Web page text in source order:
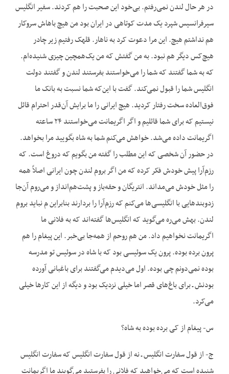
در هر حال لندن نمی‌رفتم. بی‌خود این صحبت را هم کردند. سفیر انگلیس
سیرفرانسیس شپرد یک مدت کوتاهی در ایران بود من هیچ باهاش سروکار
هم نداشتم هیچ. این مرا دعوت کرد به ناهار. قلهک رفتیم زیر چادر
هیچ‌کس دیگر هم نبود. به من گفتش که من یک‌همچین چیزی شنیده‌ام.
که به شما گفتند که شما را می‌خواستند بفرستند لندن و گفتند دولت
انگلیس شما را قبول نمی‌کند. گفت با این‌که شما نسبت به بانک ما
فوق‌العاده سخت رفتار کردید. هیچ ایرانی را ما برایش آن‌قدر احترام قائل
نیستیم که برای شما قائلیم و اگر اگریمانت می‌خواستند ۲۴ ساعته
اگریمانت داده می‌شد. خواهش می‌کنم شما به شاه بگویید مرا بخواهد.
در حضور آن شخصی که این مطلب را گفته من بگویم که دروغ است. که
رزم‌آرا پیش خودش فکر کرده که من اگر بروم لندن چون ایرانی اصلاً همه
را مثل خودش می‌مداند. انتریگان و حقه‌باز و پشت‌هم‌انداز و می‌روم آن‌جا
زدوبندهایی با انگلیسی‌ها می‌کنم که رزم‌آرا را بردارند بنابراین م نباید بروم
لندن. بهش می‌ره می‌گوید که انگلیس‌ها گفته‌اند که به فلانی ما
اگریمانت نخواهیم داد. من هم روحم از همه‌جا بی‌خبر. این پیغام را هم
پرون برده بوده. پرون یک سوئیسی بود که با شاه در سوئیس تو مدرسه
بوده نمی‌دونم چی بوده. اول می‌دیدم می‌گفتند برای باغبانی آورده
بودنش ـ برای باغ‌های قصر اما خیلی نزدیک بود و دیگه از این کارها خیلی
می‌کرد.
س- پیغام از کی برده بوده به شاه؟
ج- از قول سفارت انگلیس ـ نه از قول سفارت انگلیس که سفارت انگلیس
شنیده است که می‌خواهید که فلانی را بفرستید می‌گویند ما اگریمانت